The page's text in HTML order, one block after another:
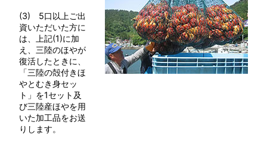
(3) 5口以上ご出
資いただいた方に
は、上記(1)に加
え、三陸のほやが
復活したときに、
「三陸の殻付きほ
やとむき身セッ
ト」を1セット及
び三陸産ほやを用
いた加工品をお送
りします。